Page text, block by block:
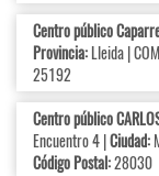
Centro público
Provincia:Lleida |
25192
Centro público
Encuentro 4 |Ciudad:
Código Postal:28030